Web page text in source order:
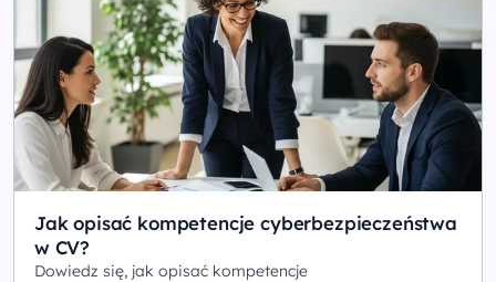
Jak opisać kompetencje cyberbezpieczeństwa
w CV?
Dowiedz się, jak opisać kompetencje